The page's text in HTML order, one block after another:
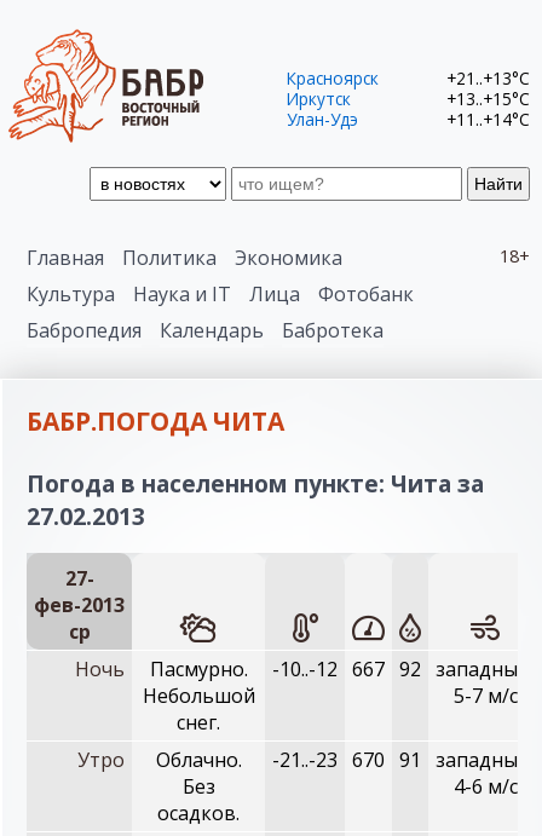
Найти
Красноярск
+21..+13°C
Иркутск
+13..+15°C
Улан-Удэ
+11..+14°C
18+
Главная Политика
Экономика
Культура
Наука и IT Лица
Фотобанк
Бабропедия
Календарь Бабротека
БАБР.ПОГОДА ЧИТА
Погода в населенном пункте: Чита за
27.02.2013
27-
фев-2013
ср
Ночь
Пасмурно.
Небольшой
снег.
-10..-12 667 92 западный,
5-7 м/с
Утро
Облачно.
Без
осадков.
-21..-23 670 91
западный,
4-6 м/с